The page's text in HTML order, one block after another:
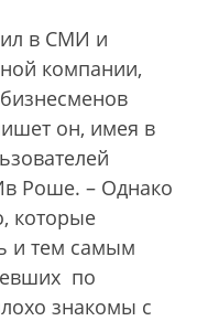
в СМИ и
компании,
он, имея в
Роше. – Однако
которые
и тем самым
по
знакомы с